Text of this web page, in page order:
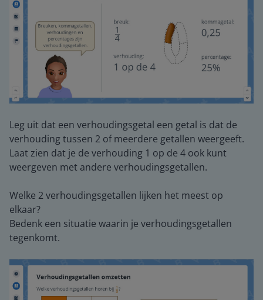
Leg uit dat een verhoudingsgetal een getal is dat de
verhouding tussen 2 of meerdere getallen weergeeft.
Laat zien dat je de verhouding 1 op de 4 ook kunt
weergeven met andere verhoudingsgetallen.
Welke 2 verhoudingsgetallen lijken het meest op
elkaar?
Bedenk een situatie waarin je verhoudingsgetallen
tegenkomt.